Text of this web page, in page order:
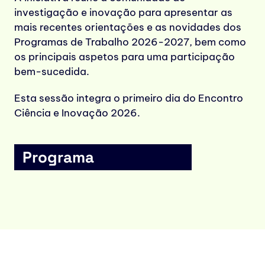
investigação e inovação para apresentar as
mais recentes orientações e as novidades dos
Programas de Trabalho 2026-2027, bem como
os principais aspetos para uma participação
bem-sucedida.
Esta sessão integra o primeiro dia do Encontro
Ciência e Inovação 2026.
Programa